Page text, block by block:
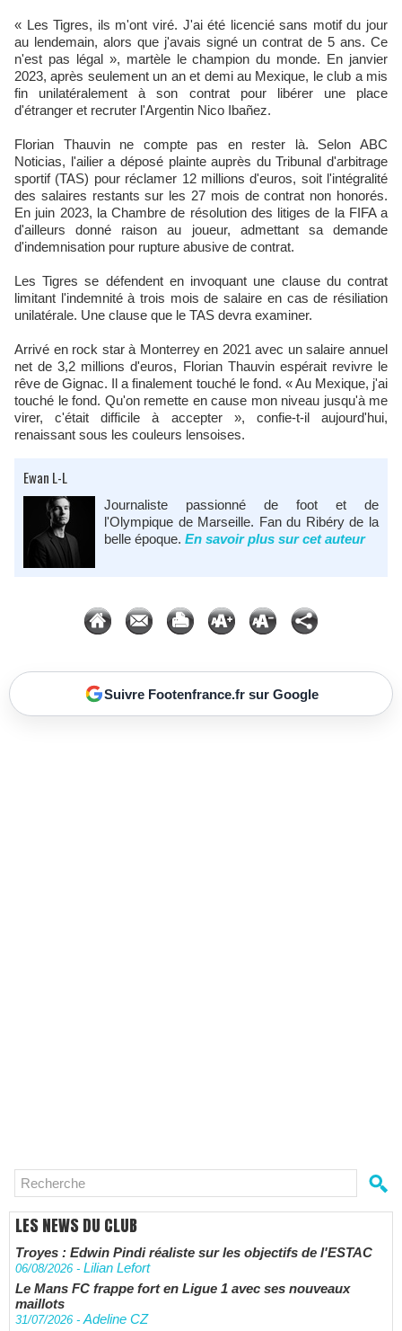
« Les Tigres, ils m'ont viré. J'ai été licencié sans motif du jour
au lendemain, alors que j'avais signé un contrat de 5 ans. Ce
n'est pas légal », martèle le champion du monde. En janvier
2023, après seulement un an et demi au Mexique, le club a mis
fin unilatéralement à son contrat pour libérer une place
d'étranger et recruter l'Argentin Nico Ibañez.​
Florian Thauvin ne compte pas en rester là. Selon ABC
Noticias, l'ailier a déposé plainte auprès du Tribunal d'arbitrage
sportif (TAS) pour réclamer 12 millions d'euros, soit l'intégralité
des salaires restants sur les 27 mois de contrat non honorés.
En juin 2023, la Chambre de résolution des litiges de la FIFA a
d'ailleurs donné raison au joueur, admettant sa demande
d'indemnisation pour rupture abusive de contrat.​
Les Tigres se défendent en invoquant une clause du contrat
limitant l'indemnité à trois mois de salaire en cas de résiliation
unilatérale. Une clause que le TAS devra examiner.
Arrivé en rock star à Monterrey en 2021 avec un salaire annuel
net de 3,2 millions d'euros, Florian Thauvin espérait revivre le
rêve de Gignac. Il a finalement touché le fond. « Au Mexique, j'ai
touché le fond. Qu'on remette en cause mon niveau jusqu'à me
virer, c'était difficile à accepter », confie-t-il aujourd'hui,
renaissant sous les couleurs lensoises.​
Ewan L-L
Journaliste passionné de foot et de
l'Olympique de Marseille. Fan du Ribéry de la
belle époque. En savoir plus sur cet auteur
Suivre Footenfrance.fr sur Google
LES NEWS DU CLUB
Troyes : Edwin Pindi réaliste sur les objectifs de l'ESTAC
06/08/2026 - Lilian Lefort
Le Mans FC frappe fort en Ligue 1 avec ses nouveaux
maillots
31/07/2026 -Adeline CZ